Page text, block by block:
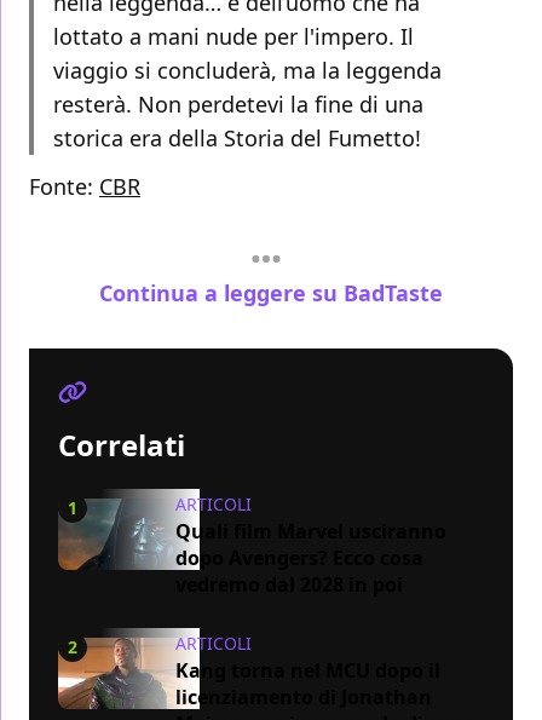
lottato a mani nude per l'impero. Il
viaggio si concluderà, ma la leggenda
resterà. Non perdetevi la fine di una
storica era della Storia del Fumetto!
Fonte: CBR
Continua a leggere su BadTaste
Correlati
1 ARTICOLI
Quali film Marvel usciranno
dopo Avengers? Ecco cosa
2 ARTICOLI
Kang torna nel MCU dopo il
licenziamento di Jonathan